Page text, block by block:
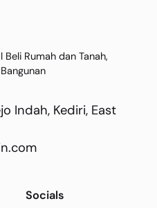
Beli Rumah dan Tanah,
Indah, Kediri, East
Socials